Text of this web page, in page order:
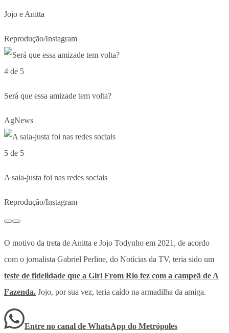
Jojo e Anitta
Reprodução/Instagram
4 de 5
Será que essa amizade tem volta?
AgNews
5 de 5
A saia-justa foi nas redes sociais
Reprodução/Instagram
O motivo da treta de Anitta e Jojo Todynho em 2021, de acordo
com o jornalista Gabriel Perline, do Notícias da TV, teria sido um
teste de fidelidade que a Girl From Rio fez com a campeã de A
Fazenda. Jojo, por sua vez, teria caído na armadilha da amiga.
Entre no canal de WhatsApp do Metrópoles